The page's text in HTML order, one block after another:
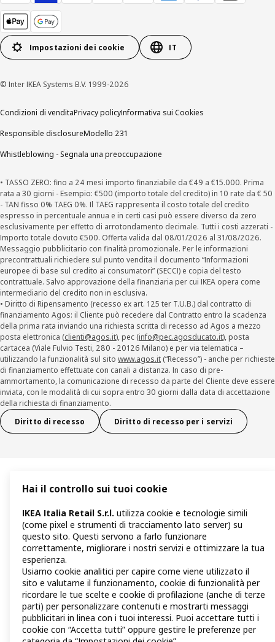
Impostazioni dei cookie IT
© Inter IKEA Systems B.V. 1999-2026
Condizioni di venditaPrivacy policyInformativa sui Cookies
Responsible disclosureModello 231
Whistleblowing - Segnala una preoccupazione
• TASSO ZERO: fino a 24 mesi importo finanziabile da €49 a €15.000. Prima
rata a 30 giorni - Esempio: €500 (importo totale del credito) in 10 rate da € 50
- TAN fisso 0% TAEG 0%. Il TAEG rappresenta il costo totale del credito
espresso in percentuale annua e in certi casi può essere diverso da zero
esclusivamente per effetto di arrotondamento decimale. Tutti i costi azzerati -
Importo totale dovuto €500. Offerta valida dal 08/01/2026 al 31/08/2026.
Messaggio pubblicitario con finalità promozionale. Per le informazioni
precontrattuali richiedere sul punto vendita il documento “Informazioni
europee di base sul credito ai consumatori” (SECCI) e copia del testo
contrattuale. Salvo approvazione della finanziaria per cui IKEA opera come
intermediario del credito non in esclusiva.
• Diritto di Ripensamento (recesso ex art. 125 ter T.U.B.) dal contratto di
finanziamento Agos: il Cliente può recedere dal Contratto entro la scadenza
della prima rata inviando una richiesta scritta di recesso ad Agos a mezzo
posta elettronica (clienti@agos.it), pec (info@pec.agosducato.it), posta
cartacea (Viale Fulvio Testi, 280 - 20126 Milano) e per via telematica –
utilizzando la funzionalità sul sito www.agos.it (“Recesso”) - anche per richieste
di finanziamento effettuate con canali a distanza. In caso di pre-
ammortamento, la comunicazione di recesso da parte del Cliente deve essere
inviata, con le modalità di cui sopra entro 30 giorni dalla data di accettazione
della richiesta di finanziamento.
Diritto di recesso
Diritto di recesso per i servizi
Hai il controllo sui tuoi cookie
IKEA Italia Retail S.r.l. utilizza cookie e tecnologie simili
(come pixel e strumenti di tracciamento lato server) su
questo sito. Questi servono a farlo funzionare
correttamente, migliorare i nostri servizi e ottimizzare la tua
esperienza.
Usiamo cookie analitici per capire come viene utilizzato il
sito e valutarne il funzionamento, cookie di funzionalità per
ricordare le tue scelte e cookie di profilazione (anche di terze
parti) per personalizzare contenuti e mostrarti messaggi
pubblicitari in linea con i tuoi interessi. Puoi accettare tutti i
cookie con “Accetta tutti” oppure gestire le preferenze per